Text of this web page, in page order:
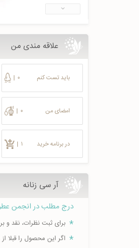
علاقه مندی من
باید تست کنم | ۰
امضای من | ۰
در برنامه خرید | ۱
آر سی زنانه
درج مطلب در انجمن
برای ثبت نظرات، نقد و
اگر این محصول را قبلا